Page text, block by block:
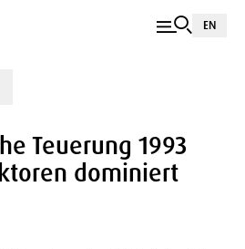
EN
Teuerung 1993
dominiert